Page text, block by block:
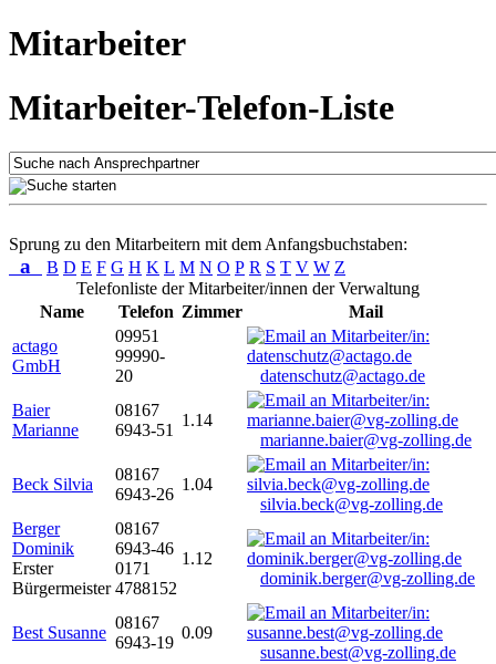
Mitarbeiter
Mitarbeiter-Telefon-Liste
Sprung zu den Mitarbeitern mit dem Anfangsbuchstaben:
a B D E F G H K L M N O P R S T V W Z
Telefonliste der Mitarbeiter/innen der Verwaltung
Name
Telefon Zimmer
Mail
actago
GmbH
09951
99990-
20
datenschutz@actago.de
Baier
Marianne
08167
6943-51
1.14
marianne.baier@vg-zolling.de
Beck Silvia
08167
6943-26
1.04
silvia.beck@vg-zolling.de
Berger
Dominik
Erster
Bürgermeister
08167
6943-46
0171
4788152
1.12
dominik.berger@vg-zolling.de
Best Susanne
08167
6943-19
0.09
susanne.best@vg-zolling.de